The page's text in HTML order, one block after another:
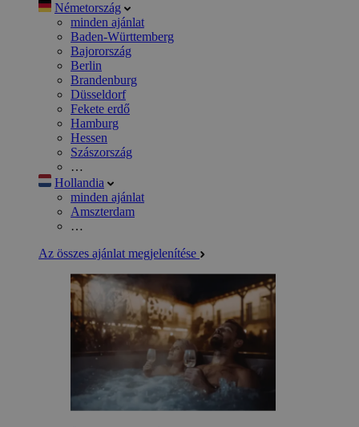
Németország
minden ajánlat
Baden-Württemberg
Bajorország
Berlin
Brandenburg
Düsseldorf
Fekete erdő
Hamburg
Hessen
Szászország
…
Hollandia
minden ajánlat
Amszterdam
…
Az összes ajánlat megjelenítése